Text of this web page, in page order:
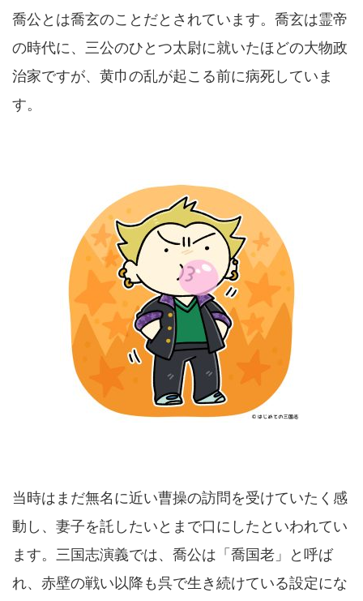
喬公とは喬玄のことだとされています。喬玄は霊帝
の時代に、三公のひとつ太尉に就いたほどの大物政
治家ですが、黄巾の乱が起こる前に病死していま
す。
当時はまだ無名に近い曹操の訪問を受けていたく感
動し、妻子を託したいとまで口にしたといわれてい
ます。三国志演義では、喬公は「喬国老」と呼ば
れ、赤壁の戦い以降も呉で生き続けている設定にな